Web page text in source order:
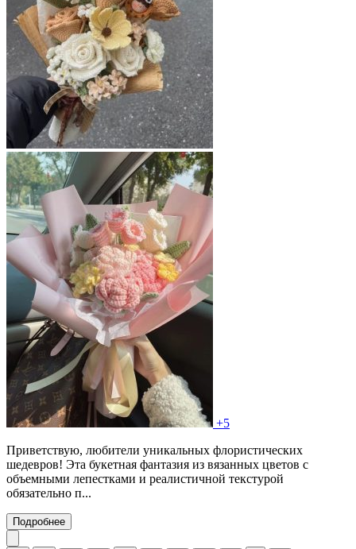
+5
Приветствую, любители уникальных флористических
шедевров! Эта букетная фантазия из вязанных цветов с
объемными лепестками и реалистичной текстурой
обязательно п...
Подробнее